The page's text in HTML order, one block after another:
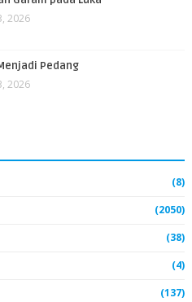
2026
Pedang
2026
(8)
(2050)
(38)
(4)
(137)